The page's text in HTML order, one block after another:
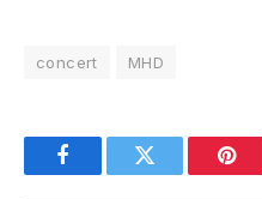
concert MHD
FacebookTwitter